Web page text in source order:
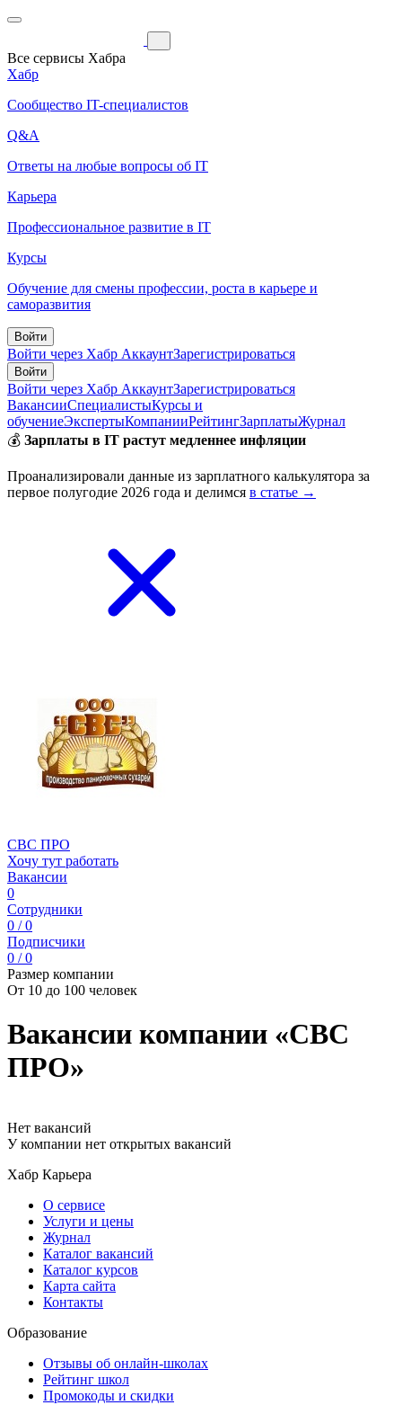
Все сервисы Хабра
Хабр
Сообщество IT-специалистов
Q&A
Ответы на любые вопросы об IT
Карьера
Профессиональное развитие в IT
Курсы
Обучение для смены профессии, роста в карьере и
саморазвития
Войти
Войти через Хабр АккаунтЗарегистрироваться
Войти
Войти через Хабр АккаунтЗарегистрироваться
ВакансииСпециалистыКурсы и
обучениеЭкспертыКомпанииРейтингЗарплатыЖурнал
💰 Зарплаты в IT растут медленнее инфляции
Проанализировали данные из зарплатного калькулятора за
первое полугодие 2026 года и делимся в статье →
СВС ПРО
Хочу тут работать
Вакансии
0
Сотрудники
0 / 0
Подписчики
0 / 0
Размер компании
От 10 до 100 человек
Вакансии компании «СВС
ПРО»
Нет вакансий
У компании нет открытых вакансий
Хабр Карьера
О сервисе
Услуги и цены
Журнал
Каталог вакансий
Каталог курсов
Карта сайта
Контакты
Образование
Отзывы об онлайн-школах
Рейтинг школ
Промокоды и скидки